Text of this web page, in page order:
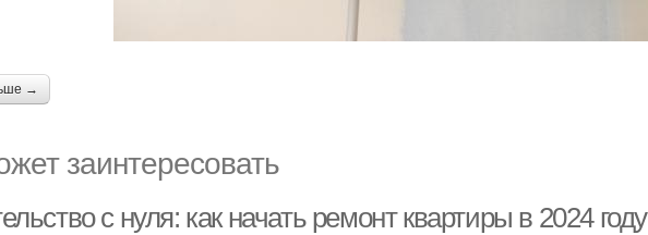
→
заинтересовать
с нуля: как начать ремонт квартиры в 2024 году